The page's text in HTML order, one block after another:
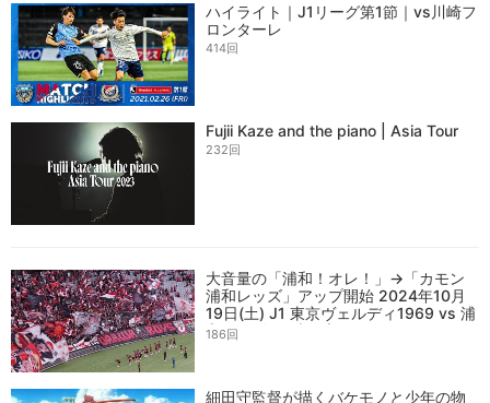
ハイライト｜J1リーグ第1節｜vs川崎フ
ロンターレ
414回
Fujii Kaze and the piano | Asia Tour
232回
大音量の「浦和！オレ！」→「カモン
浦和レッズ」アップ開始 2024年10月
19日(土) J1 東京ヴェルディ1969 vs 浦
和レッズ @ 味の素スタジアム
186回
細田守監督が描くバケモノと少年の物